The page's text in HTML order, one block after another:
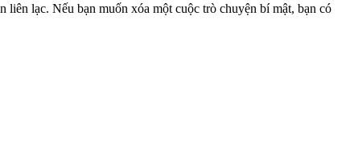
lạc. Nếu bạn muốn xóa một cuộc trò chuyện bí mật, bạn có